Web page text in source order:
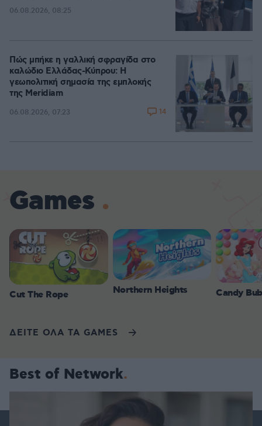
06.08.2026, 08:25
Πώς μπήκε η γαλλική σφραγίδα στο
καλώδιο Ελλάδας-Κύπρου: Η
γεωπολιτική σημασία της εμπλοκής
της Meridiam
06.08.2026, 07:23 14
Games
Cut The Rope Northern Heights Candy
ΔΕΙΤΕ ΟΛΑ ΤΑ GAMES
Best of Network